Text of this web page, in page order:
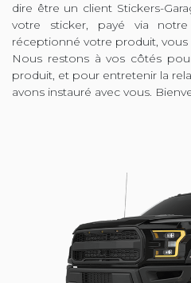
dire être un client Stickers-
votre sticker, payé via
réceptionné votre produit, vous
Nous restons à vos côtés
produit, et pour entretenir la
avons instauré avec vous.